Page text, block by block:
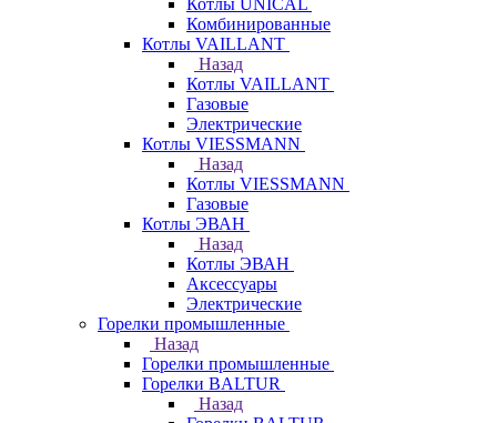
Котлы UNICAL
Комбинированные
Котлы VAILLANT
Назад
Котлы VAILLANT
Газовые
Электрические
Котлы VIESSMANN
Назад
Котлы VIESSMANN
Газовые
Котлы ЭВАН
Назад
Котлы ЭВАН
Аксессуары
Электрические
Горелки промышленные
Назад
Горелки промышленные
Горелки BALTUR
Назад